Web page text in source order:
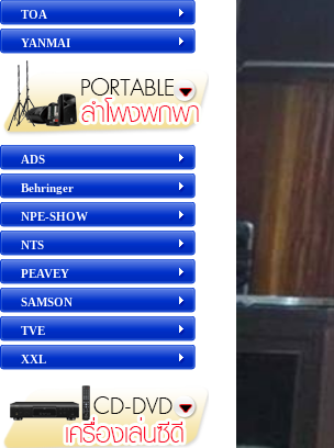
TOA
YANMAI
ADS
Behringer
NPE-SHOW
NTS
PEAVEY
SAMSON
TVE
XXL